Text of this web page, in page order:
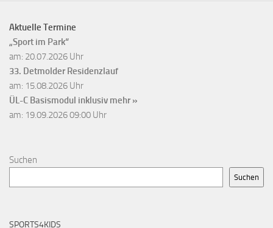
Aktuelle Termine
„Sport im Park“
am: 20.07.2026 Uhr
33. Detmolder Residenzlauf
am: 15.08.2026 Uhr
ÜL-C Basismodul inklusiv mehr »
am: 19.09.2026 09:00 Uhr
Suchen
Suchen
SPORTS4KIDS